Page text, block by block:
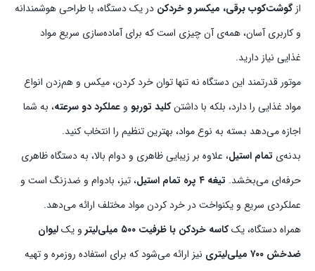
ازگوشت‌کوب برقی، میکسر و خردکن در یک دستگاه، با طراحی هوشمندانه
و کاربری آسان، همه‌ی آن چیزی است که برای آماده‌سازی سریع مواد
غذایی نیاز دارید.
موتور قدرتمند این دستگاه نه تنها توان خرد کردن، میکس و هم‌زدن انواع
مواد غذایی را دارد، بلکه با داشتنکلید توربو و عملکرد دو سرعته، به شما
اجازه می‌دهد بسته به نوع مواد، بهترین تنظیم را انتخاب کنید.
بدنه‌ی تمام استیل، علاوه بر زیبایی ظاهری و دوام بالا، به دستگاه ظاهری
حرفه‌ای می‌بخشد. تیغه ۴ پره تمام استیل
، تیز، بادوام و ضدزنگ است و
عملکردی سریع و یکنواخت در خرد کردن مواد مختلف ارائه می‌دهد.
همراه دستگاه، یککاسه خردکن با ظرفیت ۵۰۰ میلی‌لیتر و یکلیوان
ضدخش ۷۰۰ میلی‌لیتری
نیز ارائه می‌شود که برای استفاده روزمره و تهیه